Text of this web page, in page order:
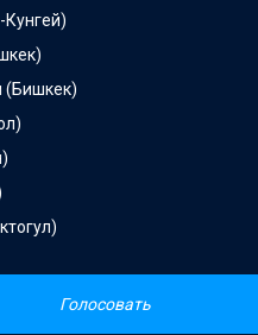
(Бишкек)
Голосовать